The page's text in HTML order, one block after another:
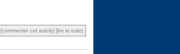
[commenter cet article] [lire la suite]